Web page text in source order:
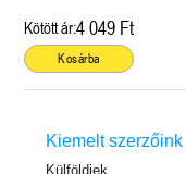
Kötött ár:4 049 Ft
Kosárba
Kiemelt szerzőink
Külföldiek